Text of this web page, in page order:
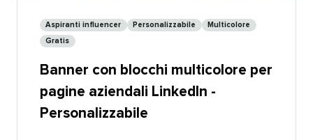
blocchi
multicolore
Condivisibile
Aspiranti influencer​​ Personalizzabile​​ Multicolore​​
Gratis​​
Banner con blocchi multicolore per
pagine aziendali LinkedIn -
Personalizzabile​​